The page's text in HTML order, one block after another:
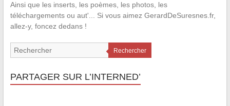
Ainsi que les inserts, les poèmes, les photos, les
téléchargements ou aut'... Si vous aimez GerardDeSuresnes.fr,
allez-y, foncez dedans !
Rechercher
PARTAGER SUR L’INTERNED’